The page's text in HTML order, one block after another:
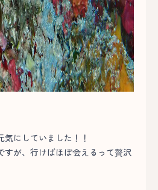
にしていました！！
すが、行けばほぼ会えるって贅沢